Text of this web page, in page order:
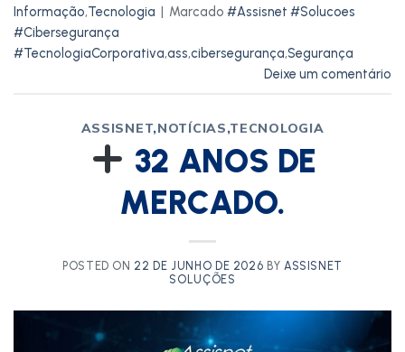
Informação,Tecnologia | Marcado #Assisnet #Solucoes
#Cibersegurança
#TecnologiaCorporativa,ass,cibersegurança,Segurança
Deixe um comentário
ASSISNET,NOTÍCIAS,TECNOLOGIA
32 ANOS DE
MERCADO.
POSTED ON 22 DE JUNHO DE 2026 BY ASSISNET
SOLUÇÕES